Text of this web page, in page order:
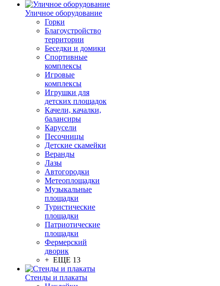
Уличное оборудование
Горки
Благоустройство
территории
Беседки и домики
Спортивные
комплексы
Игровые
комплексы
Игрушки для
детских площадок
Качели, качалки,
балансиры
Карусели
Песочницы
Детские скамейки
Веранды
Лазы
Автогородки
Метеоплощадки
Музыкальные
площадки
Туристические
площадки
Патриотические
площадки
Фермерский
дворик
+ ЕЩЕ 13
Стенды и плакаты